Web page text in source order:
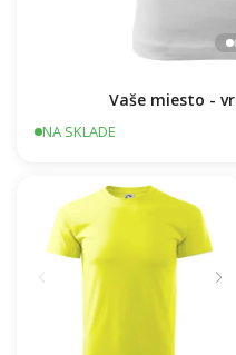
Vaše miesto -
NA SKLADE